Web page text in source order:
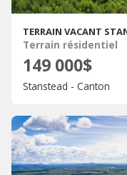
TERRAIN VACANT
Terrain résidentiel
149 000$
Stanstead - Canton